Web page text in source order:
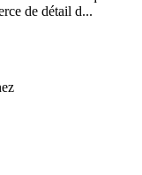
de détail d...